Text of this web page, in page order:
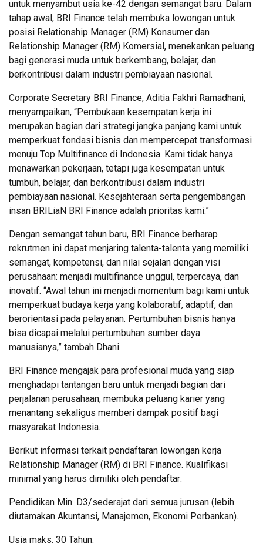
untuk menyambut usia ke-42 dengan semangat baru. Dalam
tahap awal, BRI Finance telah membuka lowongan untuk
posisi Relationship Manager (RM) Konsumer dan
Relationship Manager (RM) Komersial, menekankan peluang
bagi generasi muda untuk berkembang, belajar, dan
berkontribusi dalam industri pembiayaan nasional.
Corporate Secretary BRI Finance, Aditia Fakhri Ramadhani,
menyampaikan, “Pembukaan kesempatan kerja ini
merupakan bagian dari strategi jangka panjang kami untuk
memperkuat fondasi bisnis dan mempercepat transformasi
menuju Top Multifinance di Indonesia. Kami tidak hanya
menawarkan pekerjaan, tetapi juga kesempatan untuk
tumbuh, belajar, dan berkontribusi dalam industri
pembiayaan nasional. Kesejahteraan serta pengembangan
insan BRILiaN BRI Finance adalah prioritas kami.”
Dengan semangat tahun baru, BRI Finance berharap
rekrutmen ini dapat menjaring talenta-talenta yang memiliki
semangat, kompetensi, dan nilai sejalan dengan visi
perusahaan: menjadi multifinance unggul, terpercaya, dan
inovatif. “Awal tahun ini menjadi momentum bagi kami untuk
memperkuat budaya kerja yang kolaboratif, adaptif, dan
berorientasi pada pelayanan. Pertumbuhan bisnis hanya
bisa dicapai melalui pertumbuhan sumber daya
manusianya,” tambah Dhani.
BRI Finance mengajak para profesional muda yang siap
menghadapi tantangan baru untuk menjadi bagian dari
perjalanan perusahaan, membuka peluang karier yang
menantang sekaligus memberi dampak positif bagi
masyarakat Indonesia.
Berikut informasi terkait pendaftaran lowongan kerja
Relationship Manager (RM) di BRI Finance. Kualifikasi
minimal yang harus dimiliki oleh pendaftar:
Pendidikan Min. D3/sederajat dari semua jurusan (lebih
diutamakan Akuntansi, Manajemen, Ekonomi Perbankan).
Usia maks. 30 Tahun.